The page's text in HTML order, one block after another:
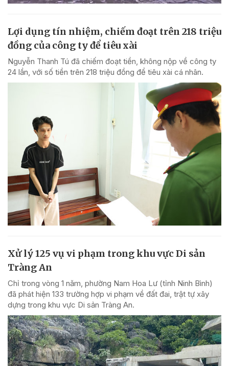
Lợi dụng tín nhiệm, chiếm đoạt trên 218 triệu
đồng của công ty để tiêu xài
Nguyễn Thanh Tú đã chiếm đoạt tiền, không nộp về công ty
24 lần, với số tiền trên 218 triệu đồng để tiêu xài cá nhân.
Xử lý 125 vụ vi phạm trong khu vực Di sản
Tràng An
Chỉ trong vòng 1 năm, phường Nam Hoa Lư (tỉnh Ninh Bình)
đã phát hiện 133 trường hợp vi phạm về đất đai, trật tự xây
dựng trong khu vực Di sản Tràng An.